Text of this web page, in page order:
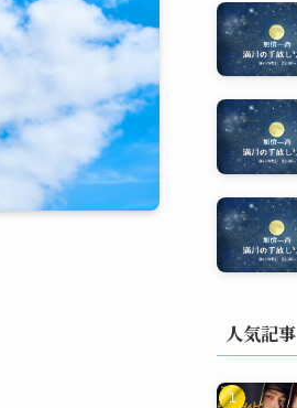
人気記事